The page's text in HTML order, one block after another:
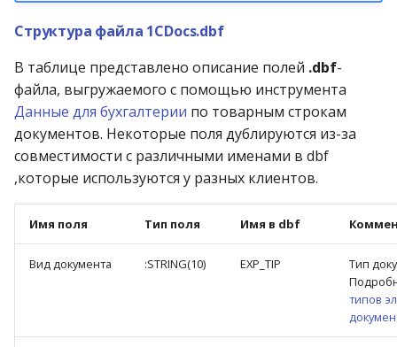
Структура файла 1CDocs.dbf
В таблице представлено описание полей .dbf-
файла, выгружаемого с помощью инструмента
Данные для бухгалтерии по товарным строкам
документов. Некоторые поля дублируются из-за
совместимости с различными именами в dbf
,которые используются у разных клиентов.
Имя поля Тип поля Имя в dbf
Вид документа :STRING(10) EXP_TIP
Тип
типов